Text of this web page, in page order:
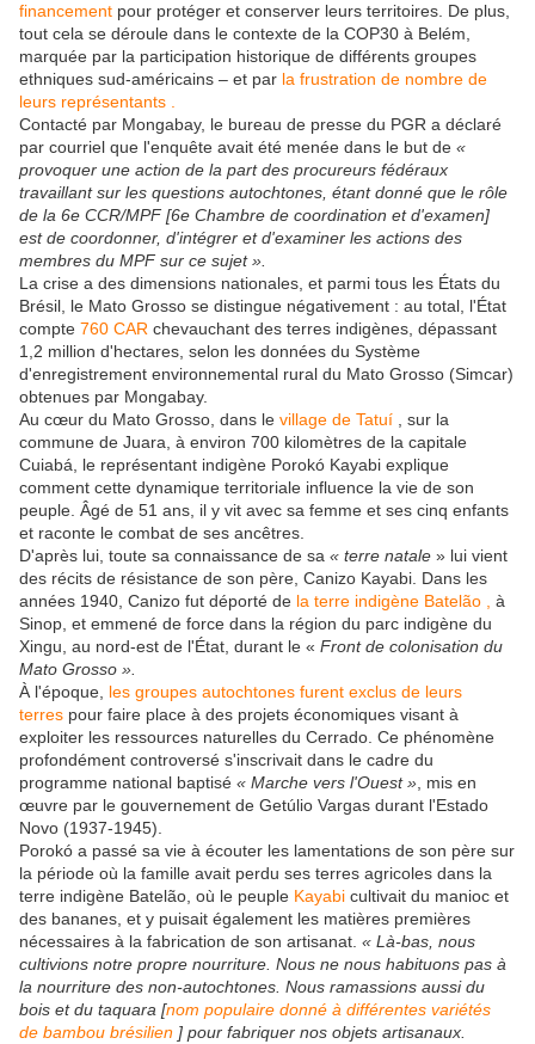
financement pour protéger et conserver leurs territoires. De plus,
tout cela se déroule dans le contexte de la COP30 à Belém,
marquée par la participation historique de différents groupes
ethniques sud-américains – et par la frustration de nombre de
leurs représentants .
Contacté par Mongabay, le bureau de presse du PGR a déclaré
par courriel que l'enquête avait été menée dans le but de «
provoquer une action de la part des procureurs fédéraux
travaillant sur les questions autochtones, étant donné que le rôle
de la 6e CCR/MPF [6e Chambre de coordination et d'examen]
est de coordonner, d'intégrer et d'examiner les actions des
membres du MPF sur ce sujet ».
La crise a des dimensions nationales, et parmi tous les États du
Brésil, le Mato Grosso se distingue négativement : au total, l'État
compte 760 CAR chevauchant des terres indigènes, dépassant
1,2 million d'hectares, selon les données du Système
d'enregistrement environnemental rural du Mato Grosso (Simcar)
obtenues par Mongabay.
Au cœur du Mato Grosso, dans le village de Tatuí
, sur la
commune de Juara, à environ 700 kilomètres de la capitale
Cuiabá, le représentant indigène Porokó Kayabi explique
comment cette dynamique territoriale influence la vie de son
peuple. Âgé de 51 ans, il y vit avec sa femme et ses cinq enfants
et raconte le combat de ses ancêtres.
D'après lui, toute sa connaissance de sa « terre natale » lui vient
des récits de résistance de son père, Canizo Kayabi. Dans les
années 1940, Canizo fut déporté de la terre indigène Batelão ,
à
Sinop, et emmené de force dans la région du parc indigène du
Xingu, au nord-est de l'État, durant le « Front de colonisation du
Mato Grosso ».
À l'époque, les groupes autochtones furent exclus de leurs
terres pour faire place à des projets économiques visant à
exploiter les ressources naturelles du Cerrado. Ce phénomène
profondément controversé s'inscrivait dans le cadre du
programme national baptisé « Marche vers l'Ouest » , mis en
œuvre par le gouvernement de Getúlio Vargas durant l'Estado
Novo (1937-1945).
Porokó a passé sa vie à écouter les lamentations de son père sur
la période où la famille avait perdu ses terres agricoles dans la
terre indigène Batelão, où le peuple Kayabi cultivait du manioc et
des bananes, et y puisait également les matières premières
nécessaires à la fabrication de son artisanat. « Là-bas, nous
cultivions notre propre nourriture. Nous ne nous habituons pas à
la nourriture des non-autochtones. Nous ramassions aussi du
bois et du taquara [nom populaire donné à différentes variétés
de bambou brésilien ] pour fabriquer nos objets artisanaux.